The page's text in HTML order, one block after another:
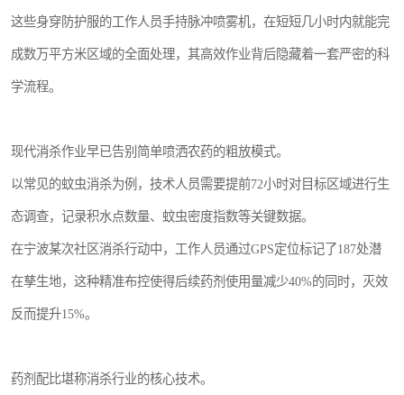
这些身穿防护服的工作人员手持脉冲喷雾机，在短短几小时内就能完
成数万平方米区域的全面处理，其高效作业背后隐藏着一套严密的科
学流程。
现代消杀作业早已告别简单喷洒农药的粗放模式。
以常见的蚊虫消杀为例，技术人员需要提前72小时对目标区域进行生
态调查，记录积水点数量、蚊虫密度指数等关键数据。
在宁波某次社区消杀行动中，工作人员通过GPS定位标记了187处潜
在孳生地，这种精准布控使得后续药剂使用量减少40%的同时，灭效
反而提升15%。
药剂配比堪称消杀行业的核心技术。